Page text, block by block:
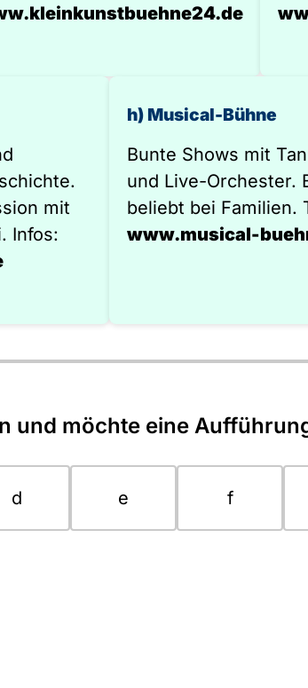
mit
Infos:
h) Musical-Bühne
Bunte Shows mit
und Live-Orchester.
beliebt bei Familien.
www.musical-
und möchte eine
d e f